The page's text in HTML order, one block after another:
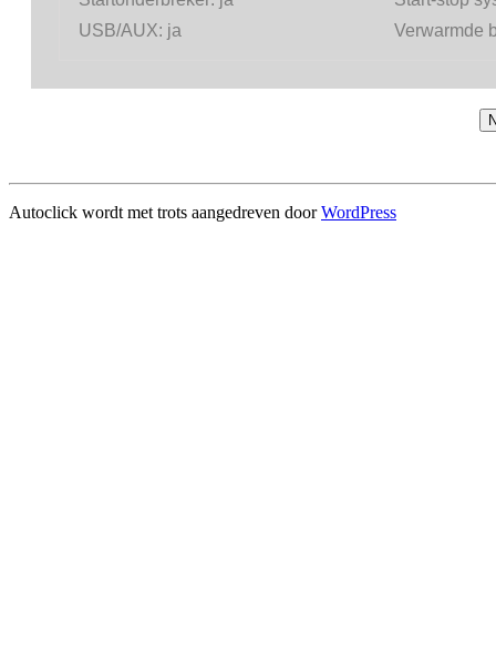
USB/AUX: ja Verwarmde
Autoclick wordt met trots aangedreven doorWordPress